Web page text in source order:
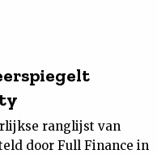
ranglijst van
door Full Finance in